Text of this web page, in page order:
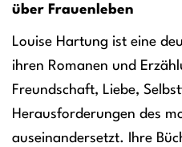
über Frauenleben
Louise Hartung ist eine
ihren Romanen und
Freundschaft, Liebe,
Herausforderungen des
auseinandersetzt. Ihre